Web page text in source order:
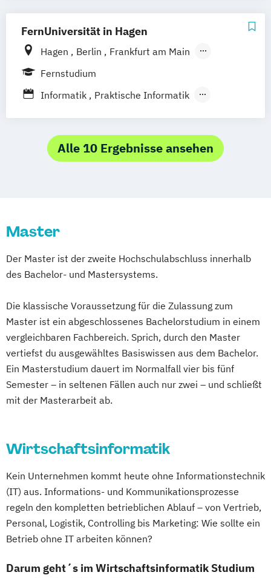
Software Development and Management
Virtual Worlds
FernUniversität in Hagen
Hagen Berlin
Frankfurt am Main
Hamburg
Stuttgart
Nürnberg Bonn
Fernstudium
Informatik
Praktische Informatik
Alle 10 Ergebnisse ansehen
Master
Der Master ist der zweite Hochschulabschluss innerhalb
des Bachelor- und Mastersystems.
Die klassische Voraussetzung für die Zulassung zum
Master ist ein abgeschlossenes Bachelorstudium in einem
vergleichbaren Fachbereich. Sprich, durch den Master
vertiefst du ausgewähltes Basiswissen aus dem Bachelor.
Ein Masterstudium dauert im Normalfall vier bis fünf
Semester – in seltenen Fällen auch nur zwei – und schließt
mit der Masterarbeit ab.
Wirtschaftsinformatik
Kein Unternehmen kommt heute ohne Informationstechnik
(IT) aus. Informations- und Kommunikationsprozesse
regeln den kompletten betrieblichen Ablauf – von Vertrieb,
Personal, Logistik, Controlling bis Marketing: Wie sollte ein
Betrieb ohne IT arbeiten können?
Darum geht´s im Wirtschaftsinformatik Studium